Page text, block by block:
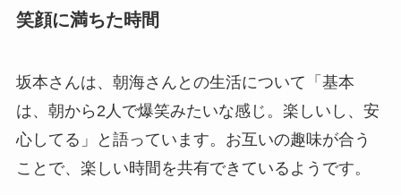
笑顔に満ちた時間
坂本さんは、朝海さんとの生活について「基本
は、朝から2人で爆笑みたいな感じ。楽しいし、安
心してる」と語っています。お互いの趣味が合う
ことで、楽しい時間を共有できているようです。